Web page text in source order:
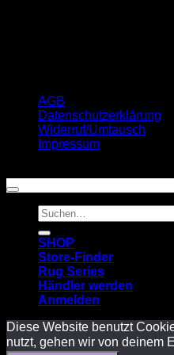
AGB
Datenschutzerklärung
Widerruf/Umtausch
Impressum
Suchen
nach:
SHOP
Store-Finder
Rug Series
Händler werden
Anmelden
Diese Website benutzt
nutzt, gehen wir von deinem